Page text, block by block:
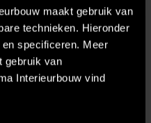
maakt gebruik van
technieken. Hieronder
specificeren. Meer
gebruik van
Interieurbouw vind